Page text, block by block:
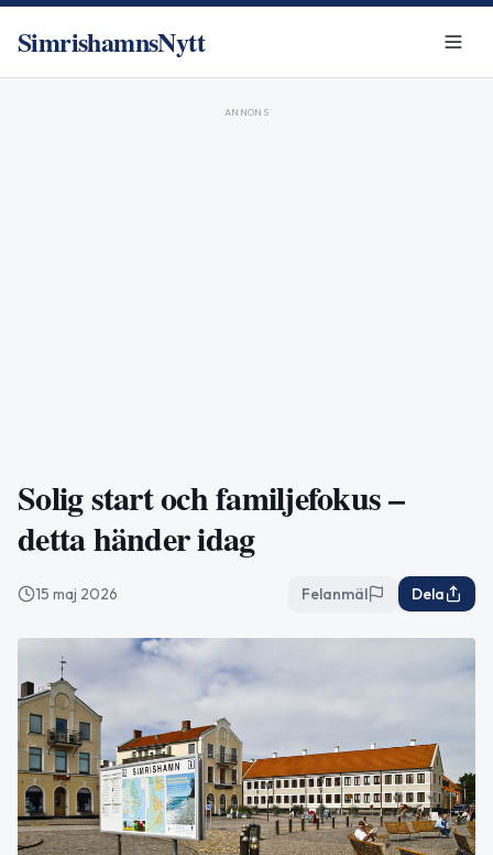
SimrishamnsNytt
ANNONS
Solig start och familjefokus –
detta händer idag
15 maj 2026 Felanmäl Dela